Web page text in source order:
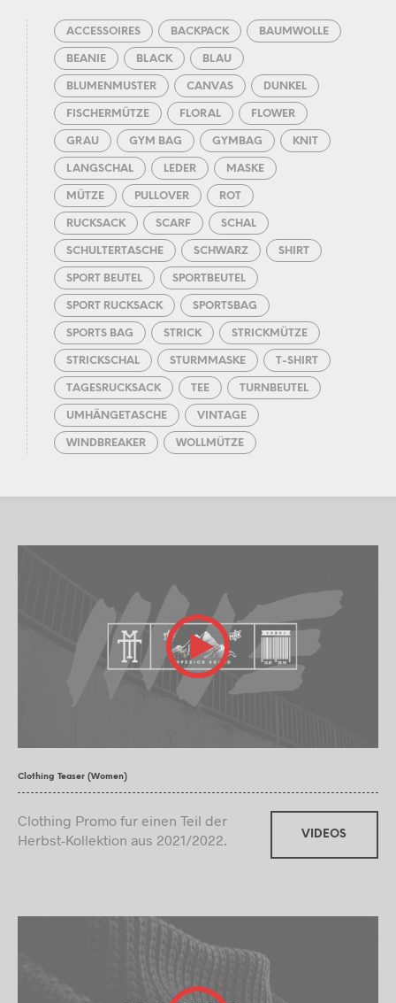
ACCESSOIRES BACKPACK BAUMWOLLE
BEANIE BLACK BLAU
BLUMENMUSTER CANVAS DUNKEL
FISCHERMÜTZE FLORAL FLOWER
GRAU GYM BAG GYMBAG KNIT
LANGSCHAL LEDER MASKE
MÜTZE PULLOVER ROT
RUCKSACK SCARF SCHAL
SCHULTERTASCHE SCHWARZ SHIRT
SPORT BEUTEL SPORTBEUTEL
SPORT RUCKSACK SPORTSBAG
SPORTS BAG STRICK STRICKMÜTZE
STRICKSCHAL STURMMASKE T-SHIRT
TAGESRUCKSACK TEE TURNBEUTEL
UMHÄNGETASCHE VINTAGE
WINDBREAKER WOLLMÜTZE
Clothing Teaser (Women)
Clothing Promo fur einen Teil der
Herbst-Kollektion aus 2021/2022.
VIDEOS